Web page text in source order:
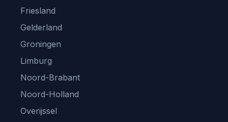
Friesland
Gelderland
Groningen
Limburg
Noord-Brabant
Noord-Holland
Overijssel